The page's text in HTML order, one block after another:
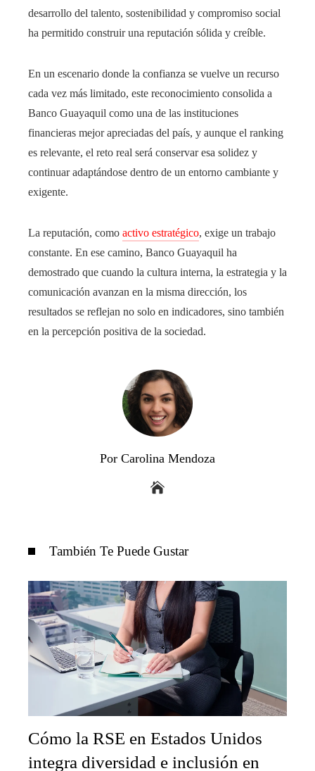
desarrollo del talento, sostenibilidad y compromiso social
ha permitido construir una reputación sólida y creíble.
En un escenario donde la confianza se vuelve un recurso
cada vez más limitado, este reconocimiento consolida a
Banco Guayaquil como una de las instituciones
financieras mejor apreciadas del país, y aunque el ranking
es relevante, el reto real será conservar esa solidez y
continuar adaptándose dentro de un entorno cambiante y
exigente.
La reputación, como activo estratégico, exige un trabajo
constante. En ese camino, Banco Guayaquil ha
demostrado que cuando la cultura interna, la estrategia y la
comunicación avanzan en la misma dirección, los
resultados se reflejan no solo en indicadores, sino también
en la percepción positiva de la sociedad.
Por Carolina Mendoza
También Te Puede Gustar
Cómo la RSE en Estados Unidos
integra diversidad e inclusión en